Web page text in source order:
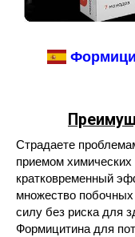
Страдаете
приемом
кратковременный
множество
силу без риска для
Формицитина для